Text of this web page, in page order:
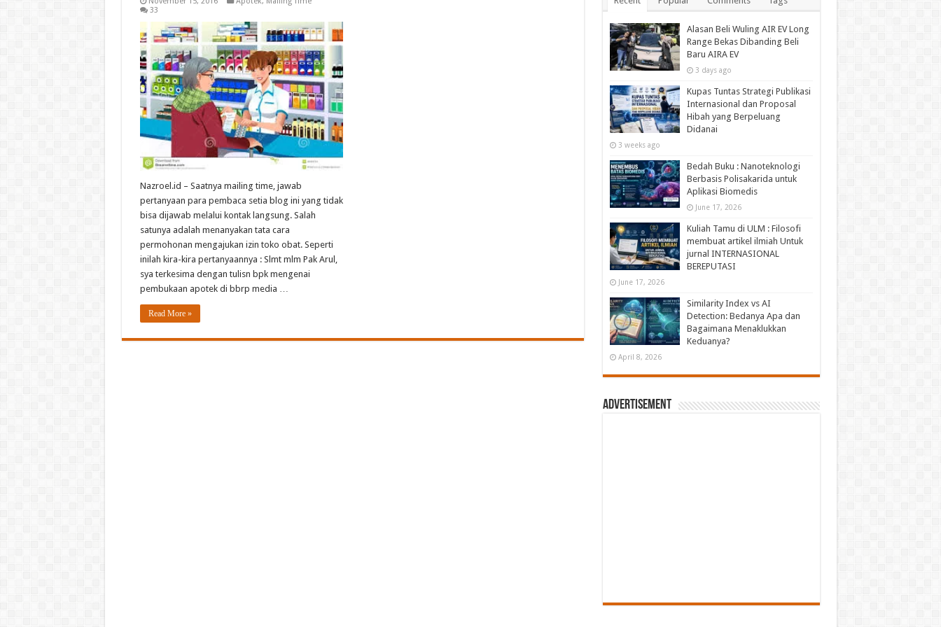
33
Nazroel.id – Saatnya mailing time, jawab
pertanyaan para pembaca setia blog ini yang tidak
bisa dijawab melalui kontak langsung. Salah
satunya adalah menanyakan tata cara
permohonan mengajukan izin toko obat. Seperti
inilah kira-kira pertanyaannya : Slmt mlm Pak Arul,
sya terkesima dengan tulisn bpk mengenai
pembukaan apotek di bbrp media …
Read More »
Alasan Beli Wuling AIR EV Long
Range Bekas Dibanding Beli
Baru AIRA EV
3 days ago
Kupas Tuntas Strategi Publikasi
Internasional dan Proposal
Hibah yang Berpeluang
Didanai
3 weeks ago
Bedah Buku : Nanoteknologi
Berbasis Polisakarida untuk
Aplikasi Biomedis
June 17, 2026
Kuliah Tamu di ULM : Filosofi
membuat artikel ilmiah Untuk
jurnal INTERNASIONAL
BEREPUTASI
June 17, 2026
Similarity Index vs AI
Detection: Bedanya Apa dan
Bagaimana Menaklukkan
Keduanya?
April 8, 2026
Advertisement